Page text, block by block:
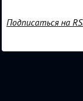
Подписаться на